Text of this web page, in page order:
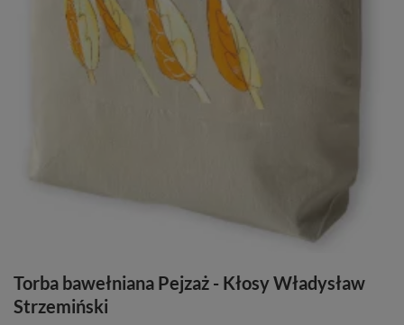
Torba bawełniana Pejzaż - Kłosy Władysław
Strzemiński